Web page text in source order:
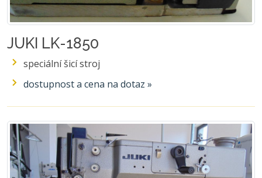
JUKI LK-1850
speciální šicí stroj
dostupnost a cena na dotaz »